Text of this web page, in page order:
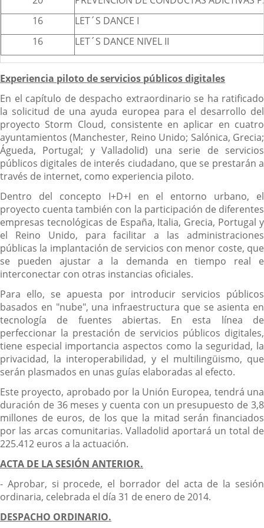
16
LET´S DANCE I
16
LET´S DANCE NIVEL II
Experiencia piloto de servicios públicos digitales
En el capítulo de despacho extraordinario se ha ratificado
la solicitud de una ayuda europea para el desarrollo del
proyecto Storm Cloud, consistente en aplicar en cuatro
ayuntamientos (Manchester, Reino Unido; Salónica, Grecia;
Águeda, Portugal; y Valladolid) una serie de servicios
públicos digitales de interés ciudadano, que se prestarán a
través de internet, como experiencia piloto.
Dentro del concepto I+D+I en el entorno urbano, el
proyecto cuenta también con la participación de diferentes
empresas tecnológicas de España, Italia, Grecia, Portugal y
el Reino Unido, para facilitar a las administraciones
públicas la implantación de servicios con menor coste, que
se pueden ajustar a la demanda en tiempo real e
interconectar con otras instancias oficiales.
Para ello, se apuesta por introducir servicios públicos
basados en "nube", una infraestructura que se asienta en
tecnología de fuentes abiertas. En esta línea de
perfeccionar la prestación de servicios públicos digitales,
tiene especial importancia aspectos como la seguridad, la
privacidad, la interoperabilidad, y el multilingüismo, que
serán plasmados en unas guías elaboradas al efecto.
Este proyecto, aprobado por la Unión Europea, tendrá una
duración de 36 meses y cuenta con un presupuesto de 3,8
millones de euros, de los que la mitad serán financiados
por las arcas comunitarias. Valladolid aportará un total de
225.412 euros a la actuación.
ACTA DE LA SESIÓN ANTERIOR.
- Aprobar, si procede, el borrador del acta de la sesión
ordinaria, celebrada el día 31 de enero de 2014.
DESPACHO ORDINARIO.